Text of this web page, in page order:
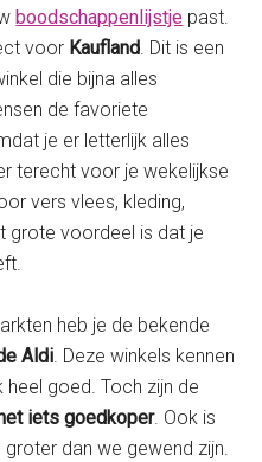
boodschappenlijstje past.
voor Kaufland. Dit is een
die bijna alles
de favoriete
je er letterlijk alles
terecht voor je wekelijkse
vers vlees, kleding,
grote voordeel is dat je
heb je de bekende
Aldi. Deze winkels kennen
heel goed. Toch zijn de
iets goedkoper. Ook is
dan we gewend zijn.